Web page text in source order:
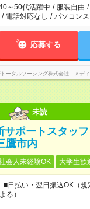
せん。
～50代活躍中 / 服装自由 /
/ 電話対応なし / パソコン
応募する
トータルソーシング株式会社 メデ
未読
サポートスタッ
鷹市内
会人未経験OK 大学生歓
日払い・翌日振込OK（
る）